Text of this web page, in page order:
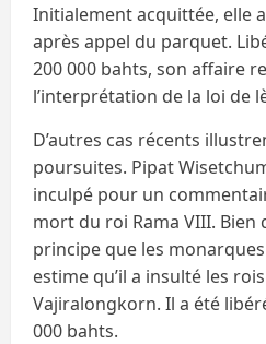
Initialement acquittée, elle
après appel du parquet.
200 000 bahts, son affaire
l’interprétation de la loi de
D’autres cas récents
poursuites. Pipat
inculpé pour un
mort du roi Rama VIII. Bien
principe que les
estime qu’il a insulté les
Vajiralongkorn. Il a été
000 bahts.